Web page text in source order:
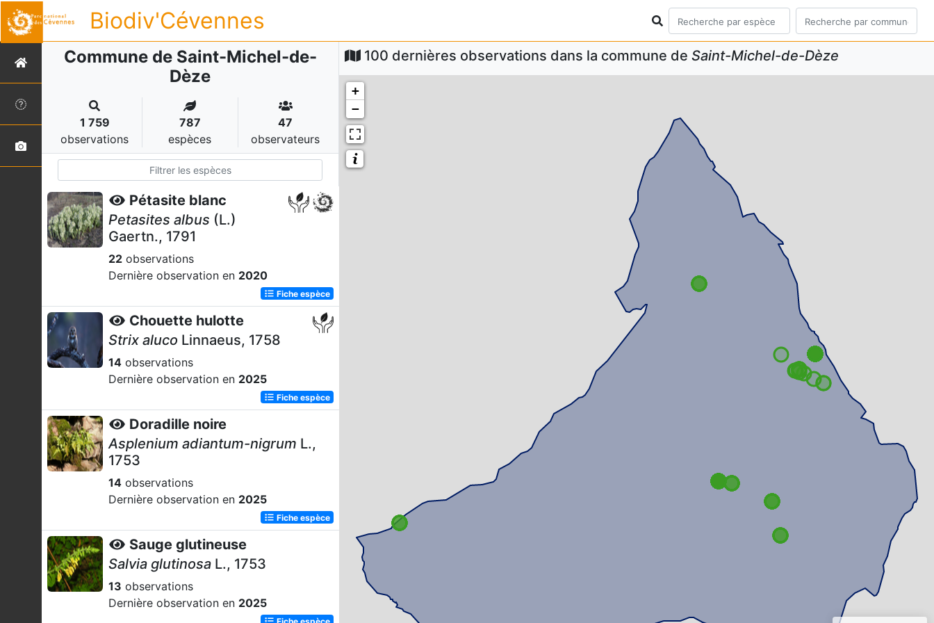
Biodiv'Cévennes
Commune de Saint-Michel-de-
Dèze
1 759
observations
787
espèces
47
observateurs
Pétasite blanc
Petasites albus (L.)
Gaertn., 1791
22 observations
Dernière observation en 2020
Fiche espèce
Chouette hulotte
Strix aluco Linnaeus, 1758
14 observations
Dernière observation en 2025
Fiche espèce
Doradille noire
Asplenium adiantum-nigrum L.,
1753
14 observations
Dernière observation en 2025
Fiche espèce
Sauge glutineuse
Salvia glutinosa L., 1753
13 observations
Dernière observation en 2025
Fiche espèce
100 dernières observations dans la commune de Saint-Michel-de-Dèze
+
−